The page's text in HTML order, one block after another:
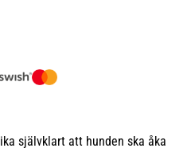
självklart att hunden ska åka